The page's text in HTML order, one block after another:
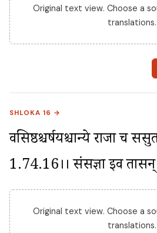
Original text view. Choose a
translations.
SHLOKA 16 →
वसिष्ठश्चर्षयश्चान्ये राजा च
1.74.16।। संसज्ञा इव
Original text view. Choose a
translations.